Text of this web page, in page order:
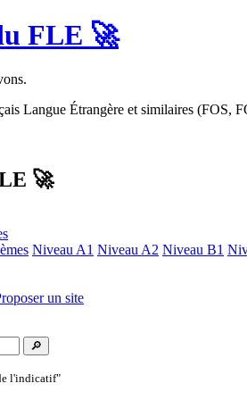
FLE 🚀
Langue Étrangère et similaires (FOS,
🚀
Niveau A1 Niveau A2 Niveau B1
un site
🔎
l'indicatif"